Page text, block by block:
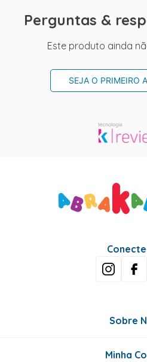
Perguntas &
Este produto ainda
SEJA O PRIMEIRO
Sobre
Minha